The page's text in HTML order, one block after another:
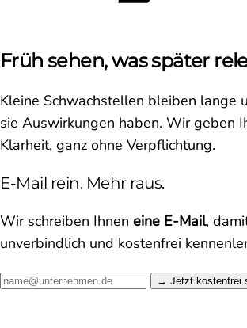
Früh sehen, was später
Kleine Schwachstellen bleiben lange
sie Auswirkungen haben. Wir geben
Klarheit, ganz ohne Verpflichtung.
E-Mail rein. Mehr raus.
Wir schreiben Ihnen eine E-Mail,
unverbindlich und kostenfrei
Jetzt kostenfrei